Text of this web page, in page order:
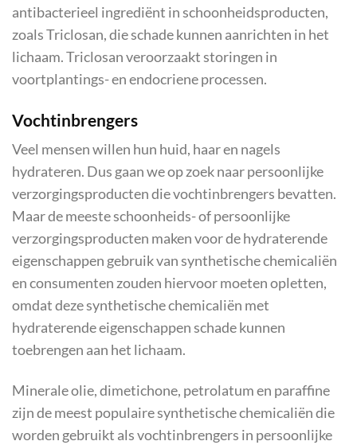
antibacterieel ingrediënt in schoonheidsproducten,
zoals Triclosan, die schade kunnen aanrichten in het
lichaam. Triclosan veroorzaakt storingen in
voortplantings- en endocriene processen.
Vochtinbrengers
Veel mensen willen hun huid, haar en nagels
hydrateren. Dus gaan we op zoek naar persoonlijke
verzorgingsproducten die vochtinbrengers bevatten.
Maar de meeste schoonheids- of persoonlijke
verzorgingsproducten maken voor de hydraterende
eigenschappen gebruik van synthetische chemicaliën
en consumenten zouden hiervoor moeten opletten,
omdat deze synthetische chemicaliën met
hydraterende eigenschappen schade kunnen
toebrengen aan het lichaam.
Minerale olie, dimetichone, petrolatum en paraffine
zijn de meest populaire synthetische chemicaliën die
worden gebruikt als vochtinbrengers in persoonlijke